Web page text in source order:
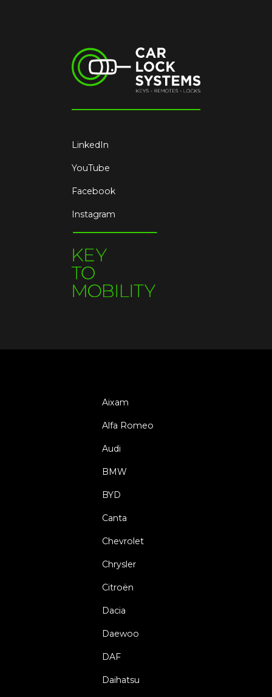
LinkedIn
YouTube
Facebook
Instagram
Aixam
Alfa Romeo
Audi
BMW
BYD
Canta
Chevrolet
Chrysler
Citroën
Dacia
Daewoo
DAF
Daihatsu